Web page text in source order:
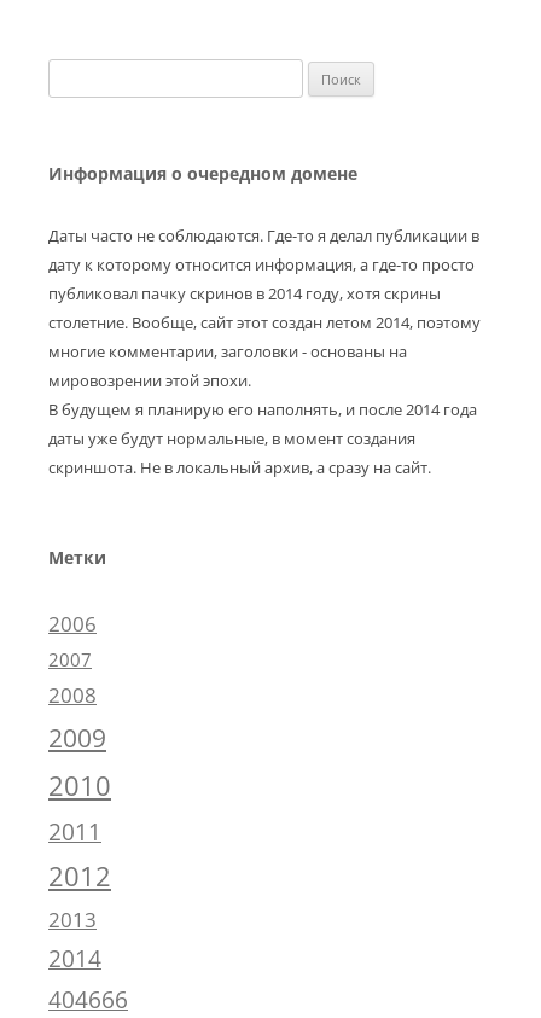
Информация о очередном домене
Даты часто не соблюдаются. Где-то я делал публикации в
дату к которому относится информация, а где-то просто
публиковал пачку скринов в 2014 году, хотя скрины
столетние. Вообще, сайт этот создан летом 2014, поэтому
многие комментарии, заголовки - основаны на
мировозрении этой эпохи.
В будущем я планирую его наполнять, и после 2014 года
даты уже будут нормальные, в момент создания
скриншота. Не в локальный архив, а сразу на сайт.
Метки
2006
2007
2008
2009
2010
2011
2012
2013
2014
404666